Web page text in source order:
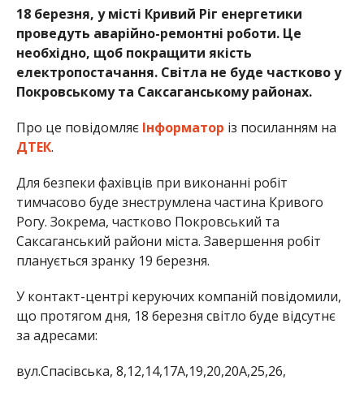
18 березня, у місті Кривий Ріг енергетики
проведуть аварійно-ремонтні роботи. Це
необхідно, щоб покращити якість
електропостачання. Світла не буде частково у
Покровському та Саксаганському районах.
Про це повідомляє Інформатор із посиланням на
ДТЕК.
Для безпеки фахівців при виконанні робіт
тимчасово буде знеструмлена частина Кривого
Рогу. Зокрема, частково Покровський та
Саксаганський райони міста. Завершення робіт
планується зранку 19 березня.
У контакт-центрі керуючих компаній повідомили,
що протягом дня, 18 березня світло буде відсутнє
за адресами:
вул.Спасівська, 8,12,14,17А,19,20,20А,25,26,